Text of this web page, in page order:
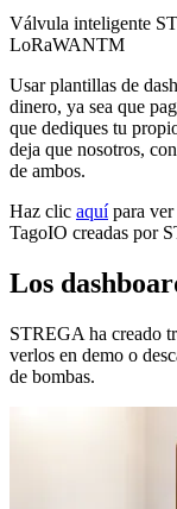
Válvula inteligente
LoRaWANTM
Usar plantillas de
dinero, ya sea que
que dediques tu
deja que nosotros,
de ambos.
Haz clic aquípara ver
TagoIO creadas por
Los
STREGA ha creado
verlos en demo o
de bombas.